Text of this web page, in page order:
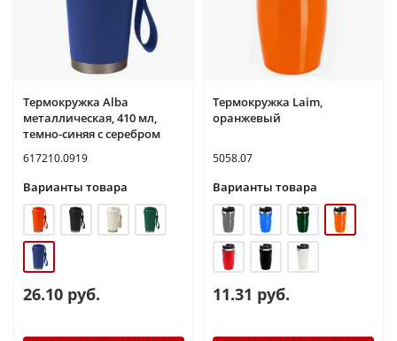
Термокружка Alba
металлическая, 410 мл,
темно-синяя с серебром
617210.0919
Варианты товара
26.10 руб.
Термокружка Laim,
оранжевый
5058.07
Варианты товара
11.31 руб.